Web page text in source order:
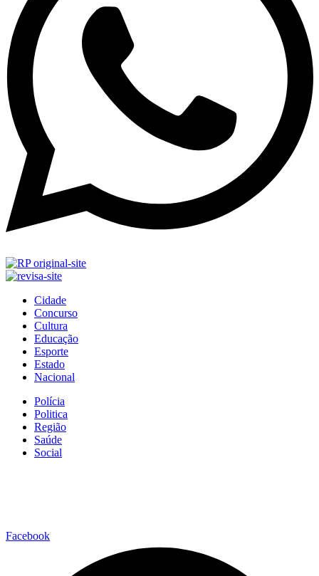
Cidade
Concurso
Cultura
Educação
Esporte
Estado
Nacional
Polícia
Politica
Região
Saúde
Social
Facebook